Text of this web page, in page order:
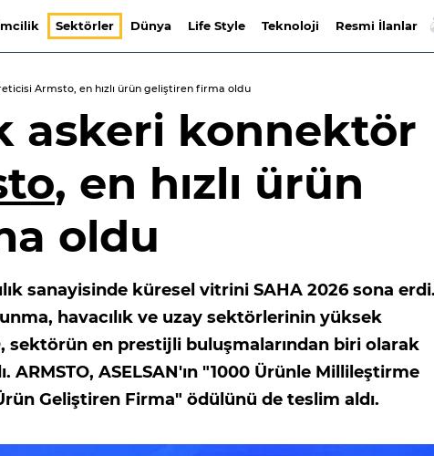
Sektörler Dünya Life Style Teknoloji Resmi İlanlar
Armsto, en hızlı ürün geliştiren firma oldu
askeri konnektör
, en hızlı ürün
oldu
sanayisinde küresel vitrini SAHA 2026 sona erdi.
havacılık ve uzay sektörlerinin yüksek
sektörün en prestijli buluşmalarından biri olarak
ARMSTO, ASELSAN'ın "1000 Ürünle Millileştirme
Geliştiren Firma" ödülünü de teslim aldı.